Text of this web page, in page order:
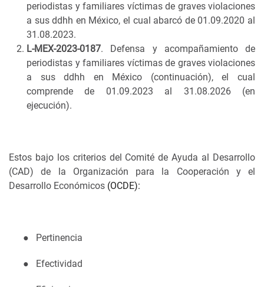
periodistas y familiares víctimas de graves violaciones
a sus ddhh en México, el cual abarcó de 01.09.2020 al
31.08.2023.
L-MEX-2023-0187. Defensa y acompañamiento de
periodistas y familiares víctimas de graves violaciones
a sus ddhh en México (continuación), el cual
comprende de 01.09.2023 al 31.08.2026 (en
ejecución).
Estos bajo los criterios del Comité de Ayuda al Desarrollo
(CAD) de la Organización para la Cooperación y el
Desarrollo Económicos (OCDE):
● Pertinencia
● Efectividad